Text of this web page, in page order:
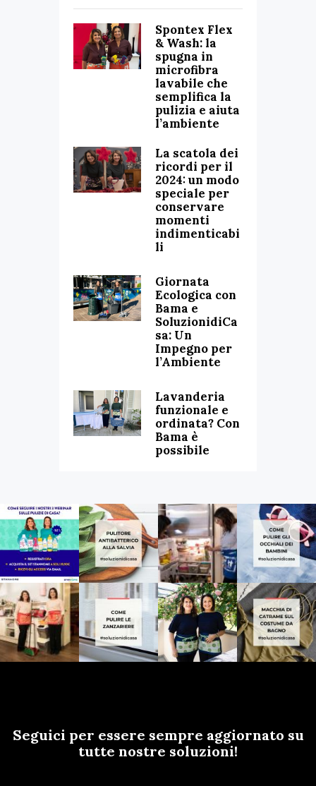
Spontex Flex
& Wash: la
spugna in
microfibra
lavabile che
semplifica la
pulizia e aiuta
l’ambiente
La scatola dei
ricordi per il
2024: un modo
speciale per
conservare
momenti
indimenticabi
li
Giornata
Ecologica con
Bama e
SoluzionidiCa
sa: Un
Impegno per
l’Ambiente
Lavanderia
funzionale e
ordinata? Con
Bama è
possibile
Seguici per essere sempre aggiornato su
tutte nostre soluzioni!